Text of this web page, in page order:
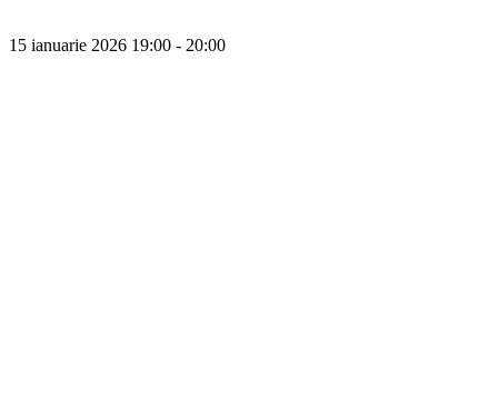
15 ianuarie 2026 19:00 - 20:00